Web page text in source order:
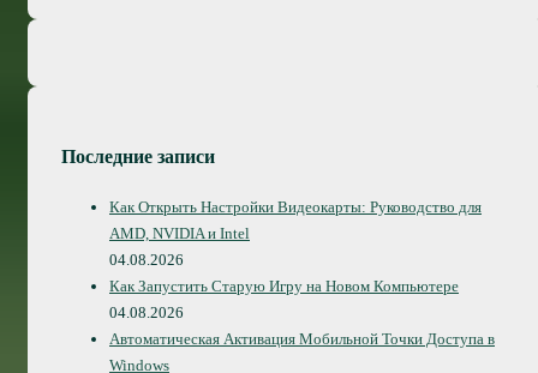
Последние записи
Как Открыть Настройки Видеокарты: Руководство для
AMD, NVIDIA и Intel
04.08.2026
Как Запустить Старую Игру на Новом Компьютере
04.08.2026
Автоматическая Активация Мобильной Точки Доступа в
Windows